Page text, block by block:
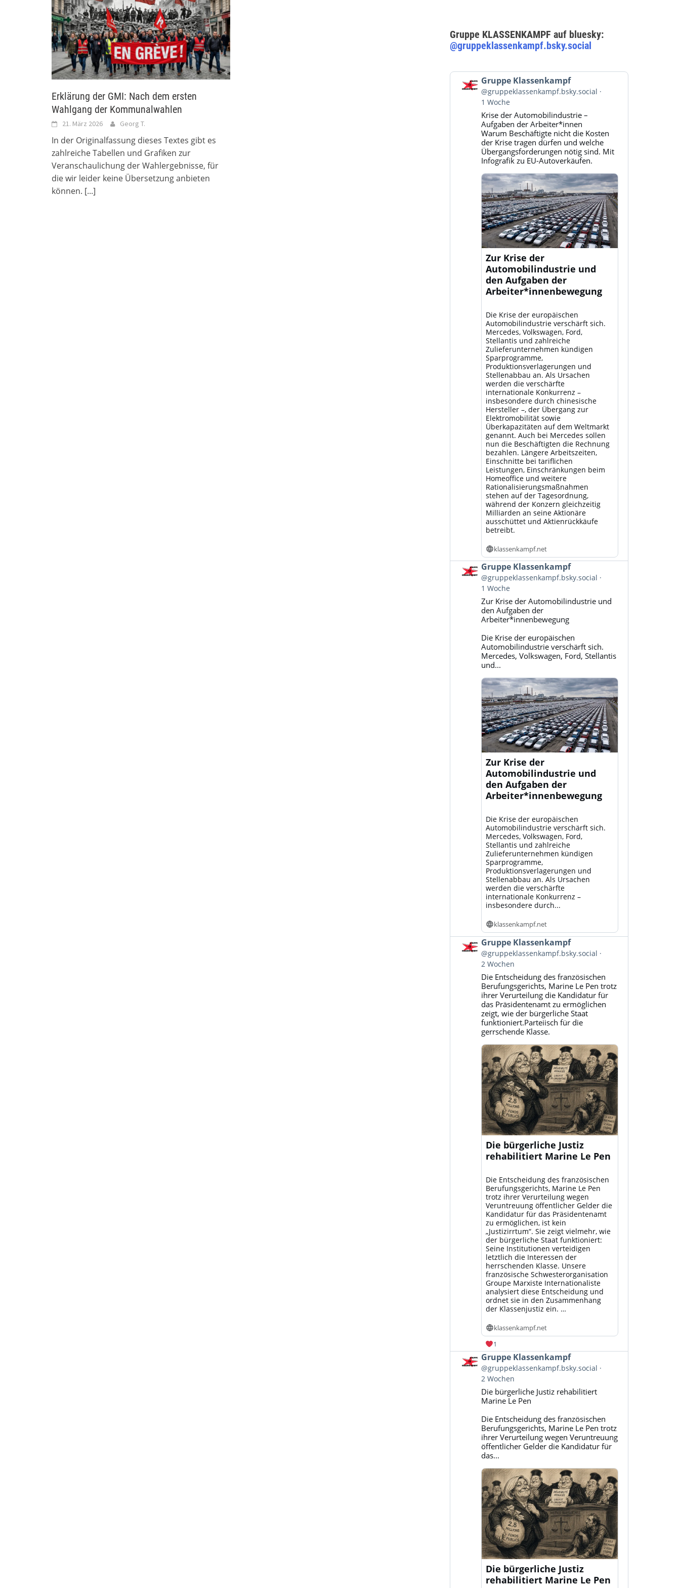
Erklärung der GMI: Nach dem ersten
Wahlgang der Kommunalwahlen
21. März 2026 Georg T.
In der Originalfassung dieses Textes gibt es
zahlreiche Tabellen und Grafiken zur
Veranschaulichung der Wahlergebnisse, für
die wir leider keine Übersetzung anbieten
können. [...]
Gruppe KLASSENKAMPF auf bluesky:
@gruppeklassenkampf.bsky.social
Beitrag
von
Gruppe
Klassenkampf
Bluesky
ansehen
Gruppe Klassenkampf
@gruppeklassenkampf.bsky.social
1 Woche
Krise der Automobilindustrie –
Aufgaben der Arbeiter*innen
Warum Beschäftigte nicht die Kosten
der Krise tragen dürfen und welche
Übergangsforderungen nötig sind. Mit
Infografik zu EU-Autoverkäufen.
Zur Krise der
Automobilindustrie und
den Aufgaben der
Arbeiter*innenbewegung
Die Krise der europäischen
Automobilindustrie verschärft sich.
Mercedes, Volkswagen, Ford,
Stellantis und zahlreiche
Zulieferunternehmen kündigen
Sparprogramme,
Produktionsverlagerungen und
Stellenabbau an. Als Ursachen
werden die verschärfte
internationale Konkurrenz –
insbesondere durch chinesische
Hersteller –, der Übergang zur
Elektromobilität sowie
Überkapazitäten auf dem Weltmarkt
genannt. Auch bei Mercedes sollen
nun die Beschäftigten die Rechnung
bezahlen. Längere Arbeitszeiten,
Einschnitte bei tariflichen
Leistungen, Einschränkungen beim
Homeoffice und weitere
Rationalisierungsmaßnahmen
stehen auf der Tagesordnung,
während der Konzern gleichzeitig
Milliarden an seine Aktionäre
ausschüttet und Aktienrückkäufe
betreibt.
klassenkampf.net
Beitrag
von
Gruppe
Klassenkampf
Bluesky
Gruppe Klassenkampf
@gruppeklassenkampf.bsky.social
1 Woche
Zur Krise der Automobilindustrie und
den Aufgaben der
Arbeiter*innenbewegung
Die Krise der europäischen
Automobilindustrie verschärft sich.
Mercedes, Volkswagen, Ford, Stellantis
und...
Zur Krise der
Automobilindustrie und
den Aufgaben der
Arbeiter*innenbewegung
Die Krise der europäischen
Automobilindustrie verschärft sich.
Mercedes, Volkswagen, Ford,
Stellantis und zahlreiche
Zulieferunternehmen kündigen
Sparprogramme,
Produktionsverlagerungen und
Stellenabbau an. Als Ursachen
werden die verschärfte
internationale Konkurrenz –
insbesondere durch...
klassenkampf.net
Beitrag
von
Gruppe
Klassenkampf
Bluesky
ansehen
Gruppe Klassenkampf
@gruppeklassenkampf.bsky.social
2 Wochen
Die Entscheidung des französischen
Berufungsgerichts, Marine Le Pen trotz
ihrer Verurteilung die Kandidatur für
das Präsidentenamt zu ermöglichen
zeigt, wie der bürgerliche Staat
funktioniert.Parteiisch für die
gerrschende Klasse.
Die bürgerliche Justiz
rehabilitiert Marine Le Pen
Die Entscheidung des französischen
Berufungsgerichts, Marine Le Pen
trotz ihrer Verurteilung wegen
Veruntreuung öffentlicher Gelder die
Kandidatur für das Präsidentenamt
zu ermöglichen, ist kein
„Justizirrtum“. Sie zeigt vielmehr, wie
der bürgerliche Staat funktioniert:
Seine Institutionen verteidigen
letztlich die Interessen der
herrschenden Klasse. Unsere
französische Schwesterorganisation
Groupe Marxiste Internationaliste
analysiert diese Entscheidung und
ordnet sie in den Zusammenhang
der Klassenjustiz ein. …
klassenkampf.net
1
Beitrag
von
Gruppe
Klassenkampf
Bluesky
ansehen
Gruppe Klassenkampf
@gruppeklassenkampf.bsky.social
2 Wochen
Die bürgerliche Justiz rehabilitiert
Marine Le Pen
Die Entscheidung des französischen
Berufungsgerichts, Marine Le Pen trotz
ihrer Verurteilung wegen Veruntreuung
öffentlicher Gelder die Kandidatur für
das...
Die bürgerliche Justiz
rehabilitiert Marine Le Pen